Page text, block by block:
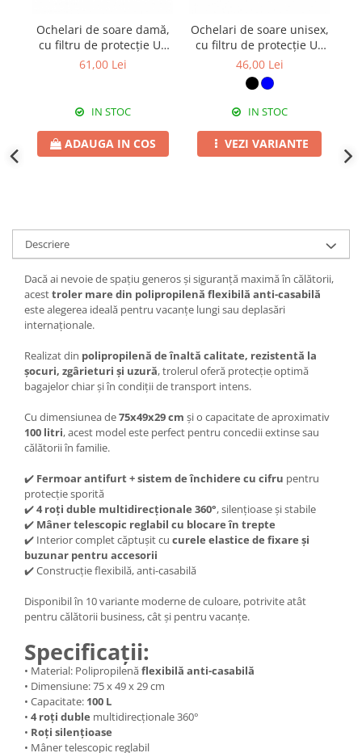
Ochelari de soare damă,
cu filtru de protecție UV
400, cu toc cadou, OSD79
61,00 Lei
IN STOC
ADAUGA IN COS
Ochelari de soare unisex,
cu filtru de protecție UV
400, cu toc cadou, OSX17
46,00 Lei
IN STOC
VEZI VARIANTE
Descriere
Dacă ai nevoie de spațiu generos și siguranță maximă în călătorii,
acesttroler mare din polipropilenă flexibilă anti-casabilă
este alegerea ideală pentru vacanțe lungi sau deplasări
internaționale.
Realizat din polipropilenă de înaltă calitate, rezistentă la
șocuri, zgârieturi și uzură, trolerul oferă protecție optimă
bagajelor chiar și în condiții de transport intens.
Cu dimensiunea de75x49x29 cm și o capacitate de aproximativ
100 litri, acest model este perfect pentru concedii extinse sau
călătorii în familie.
✔️ Fermoar antifurt + sistem de închidere cu cifru pentru
protecție sporită
✔️4 roți duble multidirecționale 360°, silențioase și stabile
✔️ Mâner telescopic reglabil cu blocare în trepte
✔️ Interior complet căptușit cu curele elastice de fixare și
buzunar pentru accesorii
✔️ Construcție flexibilă, anti-casabilă
Disponibil în 10 variante moderne de culoare, potrivite atât
pentru călătorii business, cât și pentru vacanțe.
Specificații:
• Material: Polipropilenăflexibilă anti-casabilă
• Dimensiune: 75 x 49 x 29 cm
• Capacitate: 100 L
• 4 roți duble multidirecționale 360°
• Roți silențioase
• Mâner telescopic reglabil